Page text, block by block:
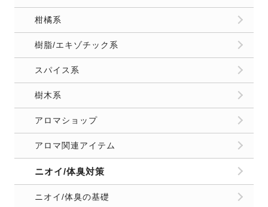
柑橘系
樹脂/エキゾチック系
スパイス系
樹木系
アロマショップ
アロマ関連アイテム
ニオイ/体臭対策
ニオイ/体臭の基礎